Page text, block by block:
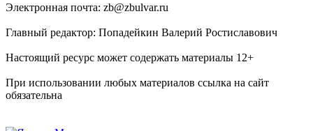
Электронная почта: zb@zbulvar.ru
Главный редактор: Попадейкин Валерий Ростиславович
Настоящий ресурс может содержать материалы 12+
При использовании любых материалов ссылка на сайт
обязательна